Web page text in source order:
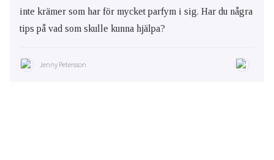
inte krämer som har för mycket parfym i sig. Har du några
tips på vad som skulle kunna hjälpa?
Jenny Petersson